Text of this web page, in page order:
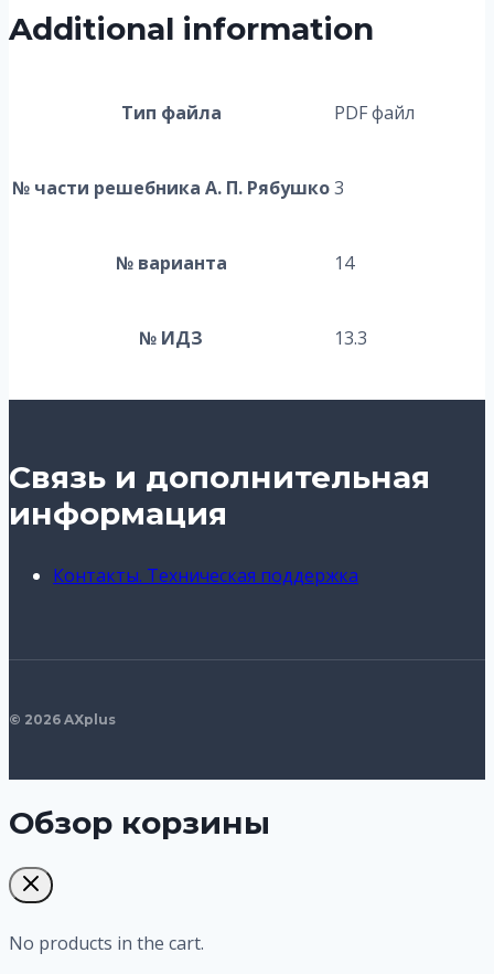
Additional information
Тип файла PDF файл
№ части решебника А. П. Рябушко3
№ варианта 14
№ ИДЗ 13.3
Связь и дополнительная
информация
Контакты. Техническая поддержка
© 2026 AXplus
Обзор корзины
No products in the cart.